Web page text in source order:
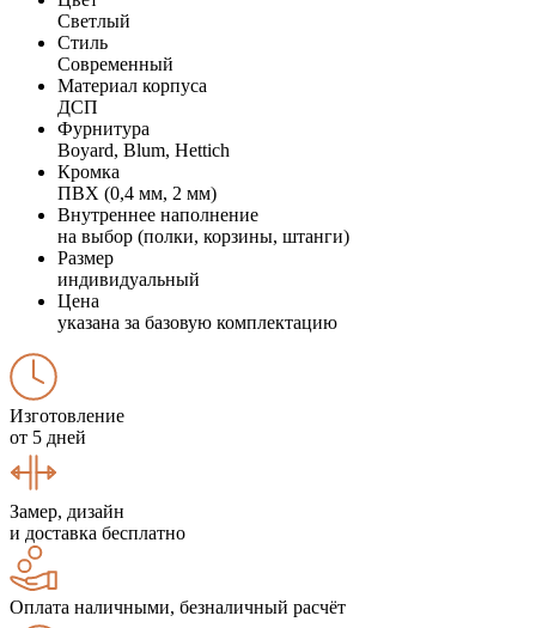
Светлый
Стиль
Современный
Материал корпуса
ДСП
Фурнитура
Boyard, Blum, Hettich
Кромка
ПВХ (0,4 мм, 2 мм)
Внутреннее наполнение
на выбор (полки, корзины, штанги)
Размер
индивидуальный
Цена
указана за базовую комплектацию
Изготовление
от 5 дней
Замер, дизайн
и доставка бесплатно
Оплата наличными, безналичный расчёт